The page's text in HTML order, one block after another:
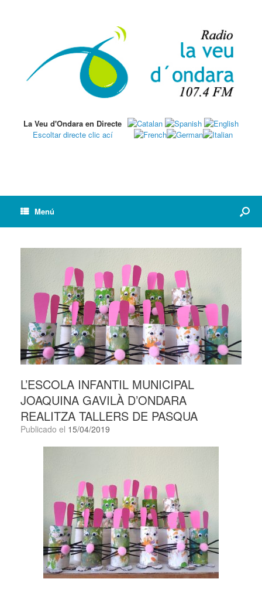
La Veu d'Ondara en Directe
Escoltar directe clic ací
Menú
L’ESCOLA INFANTIL MUNICIPAL
JOAQUINA GAVILÀ D’ONDARA
REALITZA TALLERS DE PASQUA
Publicado el 15/04/2019